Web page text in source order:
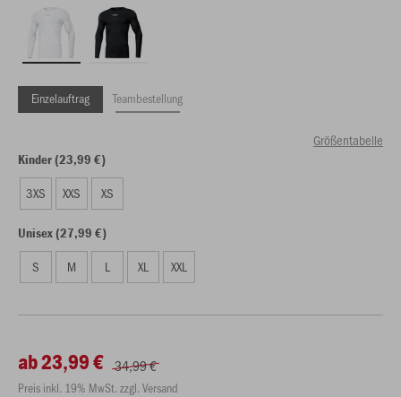
Einzelauftrag Teambestellung
Größentabelle
Kinder (23,99 €)
3XS XXS XS
Unisex (27,99 €)
S M L XL XXL
ab 23,99 € 34,99 €
Preis inkl. 19% MwSt. zzgl. Versand